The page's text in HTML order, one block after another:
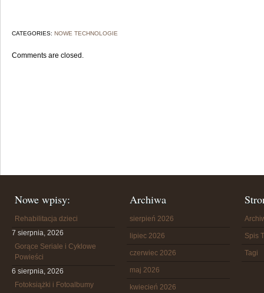
CATEGORIES: NOWE TECHNOLOGIE
Comments are closed.
Nowe wpisy:
Rehabilitacja dzieci
7 sierpnia, 2026
Gorące Seriale i Cyklowe
Powieści
6 sierpnia, 2026
Fotoksiążki i Fotoalbumy
Archiwa
sierpień 2026
lipiec 2026
czerwiec 2026
maj 2026
kwiecień 2026
Spis
Tagi